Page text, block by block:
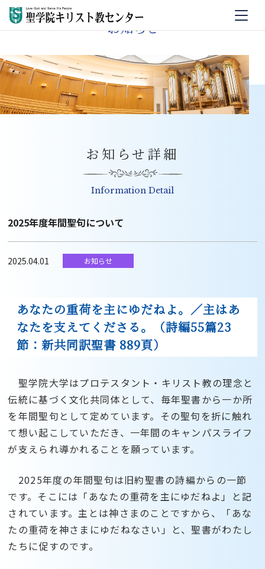
お知らせ
お知らせ詳細
Information Detail
2025年度年間聖句について
2025.04.01 お知らせ
あなたの重荷を主にゆだねよ。／主はあ
なたを支えてくださる。（詩編55篇23
節：新共同訳聖書 889頁）
聖学院大学はプロテスタント・キリスト教の理念と
伝統に基づく文化共同体として、毎年聖書から一か所
を年間聖句として定めています。その聖句を折に触れ
て想い起こしていただき、一年間のキャンパスライフ
が支えられ導かれることを願っています。
2025年度の年間聖句は旧約聖書の詩編からの一節
です。そこには「あなたの重荷を主にゆだねよ」と記
されています。主とは神さまのことですから、「あな
たの重荷を神さまにゆだねなさい」と、聖書がわたし
たちに促すのです。